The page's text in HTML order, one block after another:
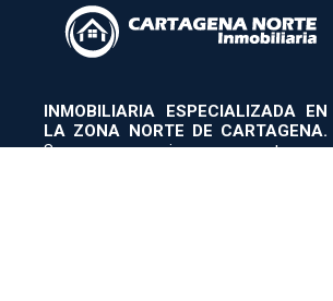
INMOBILIARIA ESPECIALIZADA EN
LA ZONA NORTE DE CARTAGENA.
Somos un equipo compuesto por